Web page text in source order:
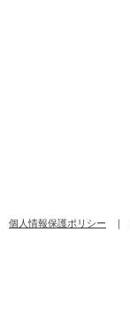
個人情報保護ポリシー ｜